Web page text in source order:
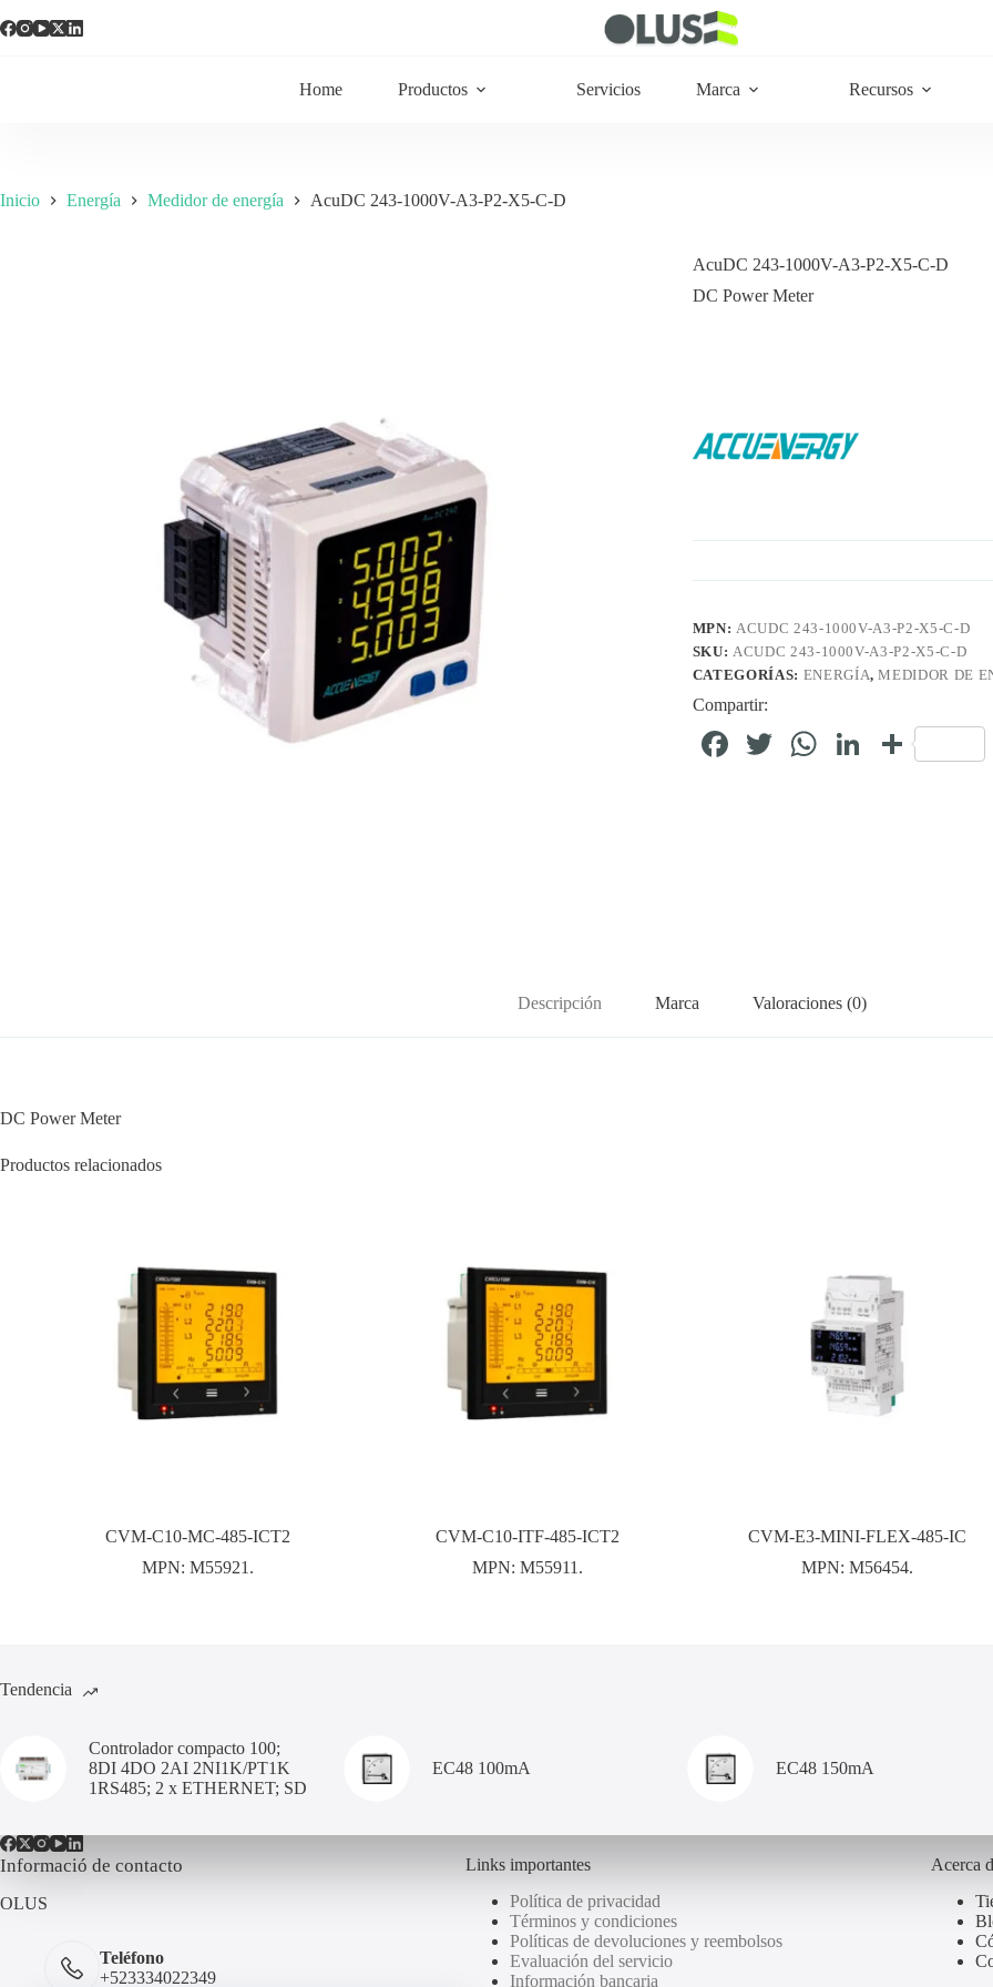
Home Productos Servicios Marca Recursos
Inicio Energía Medidor de energía AcuDC 243-1000V-A3-P2-X5-C-D
AcuDC 243-1000V-A3-P2-X5-C-D
DC Power Meter
MPN:ACUDC 243-1000V-A3-P2-X5-C-D
SKU:ACUDC 243-1000V-A3-P2-X5-C-D
CATEGORÍAS: ENERGÍA,MEDIDOR DE
Compartir:
Fa T
W
Li C
Descripción Marca Valoraciones (0)
DC Power Meter
Productos relacionados
CVM-C10-MC-485-ICT2
MPN:M55921.
CVM-C10-ITF-485-ICT2
MPN:M55911.
CVM-E3-MINI-FLEX-485-IC
MPN: M56454.
Tendencia
Controlador compacto 100;
8DI 4DO 2AI 2NI1K/PT1K
1RS485; 2 x ETHERNET; SD
EC48 100mA EC48 150mA
Informació de contacto
OLUS
Teléfono
+523334022349
Links importantes
Política de privacidad
Términos y condiciones
Políticas de devoluciones y reembolsos
Evaluación del servicio
Información bancaria
Acerca